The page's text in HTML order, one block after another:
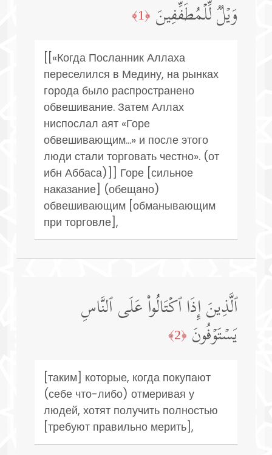
وَیۡلࣱ لِّلۡمُطَفِّفِینَ ﴿1﴾
[[«Когда Посланник Аллаха
переселился в Медину, на рынках
города было распространено
обвешивание. Затем Аллах
ниспослал аят «Горе
обвешивающим...» и после этого
люди стали торговать честно». (от
ибн Аббаса)]] Горе [сильное
наказание] (обещано)
обвешивающим [обманывающим
при торговле],
ٱلَّذِینَ إِذَا ٱكۡتَالُوا۟ عَلَى ٱلنَّاسِ
یَسۡتَوۡفُونَ ﴿2﴾
[таким] которые, когда покупают
(себе что-либо) отмеривая у
людей, хотят получить полностью
[требуют правильно мерить],